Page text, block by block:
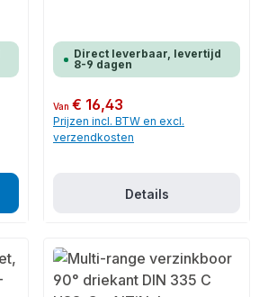
Direct leverbaar, levertijd
8-9 dagen
Normale prijs:
Van€ 16,43
Prijzen incl. BTW en excl.
verzendkosten
Details